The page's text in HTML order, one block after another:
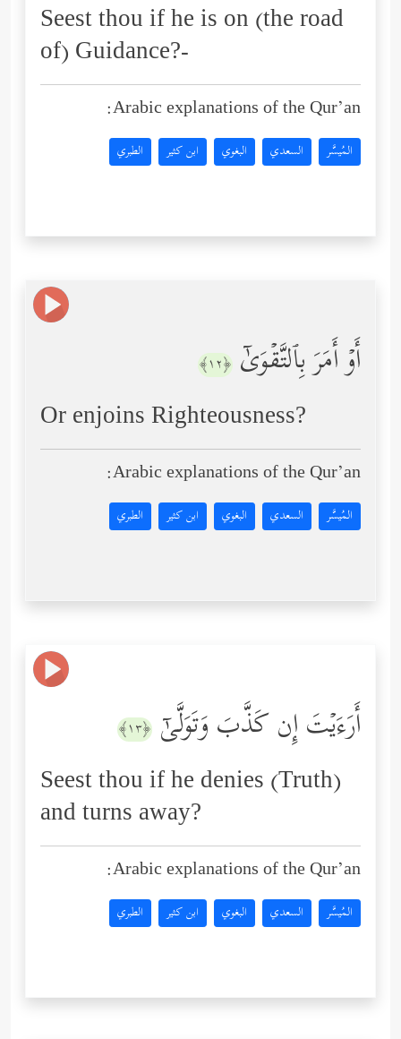
Seest thou if he is on (the road
of) Guidance?-
Arabic explanations of the Qur’an:
المُيسَّر السعدي البغوي ابن كثير الطبري
أَوۡ أَمَرَ بِٱلتَّقۡوَىٰۤ ﴿١٢﴾
Or enjoins Righteousness?
Arabic explanations of the Qur’an:
المُيسَّر السعدي البغوي ابن كثير الطبري
أَرَءَیۡتَ إِن كَذَّبَ وَتَوَلَّىٰۤ ﴿١٣﴾
Seest thou if he denies (Truth)
and turns away?
Arabic explanations of the Qur’an:
المُيسَّر السعدي البغوي ابن كثير الطبري